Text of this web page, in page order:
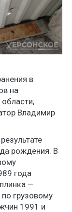
в
на
Владимир
рождения. В
года
—
грузовому
1991 и